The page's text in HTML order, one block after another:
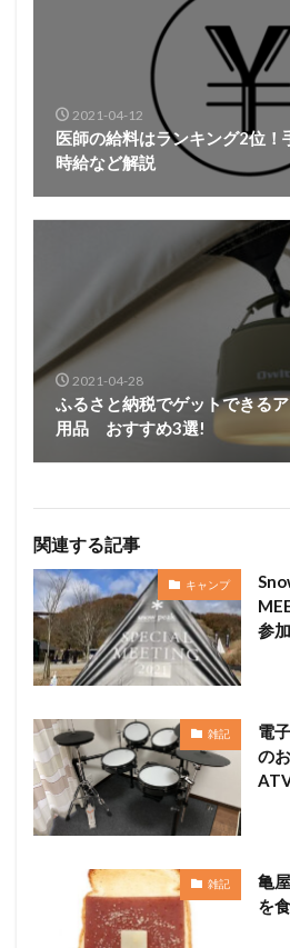
2021-04-12
医師の給料はランキング2位！
時給など解説
2021-04-28
ふるさと納税でゲットできる
用品 おすすめ3選!
関連する記事
キャンプ
参
雑記
電
の
雑記
亀
を